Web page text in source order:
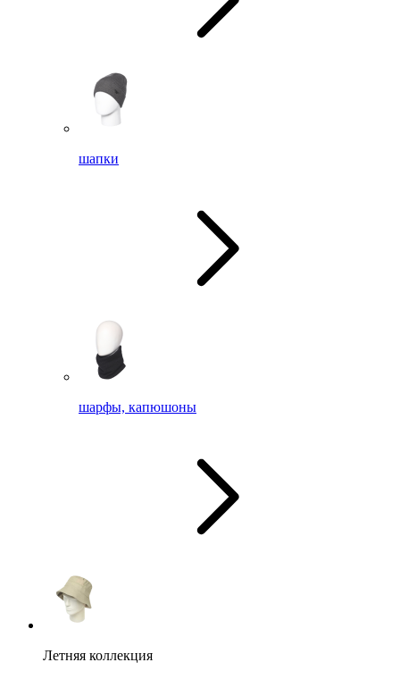
шапки
шарфы, капюшоны
Летняя коллекция